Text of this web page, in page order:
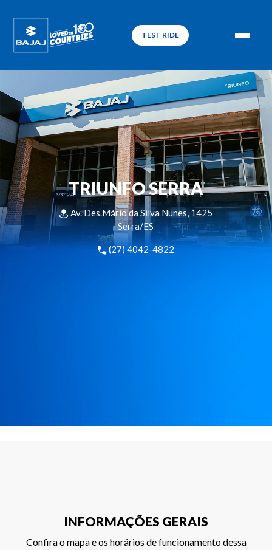
TEST RIDE
TRIUNFO SERRA
Av. Des.Mário da Silva Nunes, 1425
Serra/ES
(27) 4042-4822
INFORMAÇÕES GERAIS
Confira o mapa e os horários de funcionamento dessa